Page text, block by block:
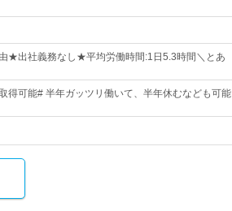
★出社義務なし★平均労働時間:1日5.3時間＼とあ
得可能# 半年ガッツリ働いて、半年休むなども可能